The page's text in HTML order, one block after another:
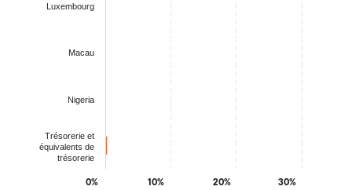
Luxembourg
Macau
Nigeria
Trésorerie et
équivalents de
trésorerie
0% 10% 20% 30%